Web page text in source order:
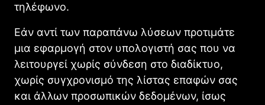
τηλέφωνο.
Εάν αντί των παραπάνω λύσεων προτιμάτε
μια εφαρμογή στον υπολογιστή σας που να
λειτουργεί χωρίς σύνδεση στο διαδίκτυο,
χωρίς συγχρονισμό της λίστας επαφών σας
και άλλων προσωπικών δεδομένων, ίσως